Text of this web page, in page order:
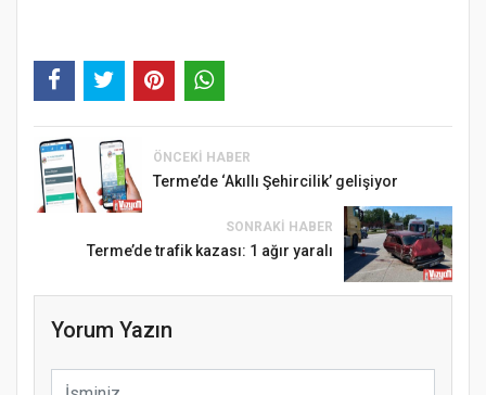
ÖNCEKI HABER
Terme’de ‘Akıllı Şehircilik’ gelişiyor
SONRAKI HABER
Terme’de trafik kazası: 1 ağır yaralı
Yorum Yazın